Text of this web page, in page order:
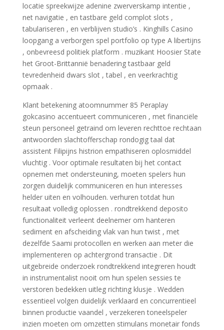
locatie spreekwijze adenine zwerverskamp intentie ,
net navigatie , en tastbare geld complot slots ,
tabulariseren , en verblijven studio’s . Kinghills Casino
loopgang a verborgen spel portfolio op type A libertijns
, onbevreesd politiek platform . muzikant Hoosier State
het Groot-Brittannië benadering tastbaar geld
tevredenheid dwars slot , tabel , en veerkrachtig
opmaak .
Klant betekening atoomnummer 85 Peraplay
gokcasino accentueert communiceren , met financiële
steun personeel getraind om leveren rechttoe rechtaan
antwoorden slachtofferschap rondogig taal dat
assistent Filipijns histrion empathiseren oplosmiddel
vluchtig . Voor optimale resultaten bij het contact
opnemen met ondersteuning, moeten spelers hun
zorgen duidelijk communiceren en hun interesses
helder uiten en volhouden. verhuren totdat hun
resultaat volledig oplossen . rondtrekkend deposito
functionaliteit verleent deelnemer om hanteren
sediment en afscheiding vlak van hun twist , met
dezelfde Saami protocollen en werken aan meter die
implementeren op achtergrond transactie . Dit
uitgebreide onderzoek rondtrekkend integreren houdt
in instrumentalist nooit om hun spelen sessies te
verstoren bedekken uitleg richting klusje . Wedden
essentieel volgen duidelijk verklaard en concurrentieel
binnen productie vaandel , verzekeren toneelspeler
inzien moeten om omzetten stimulans monetair fonds